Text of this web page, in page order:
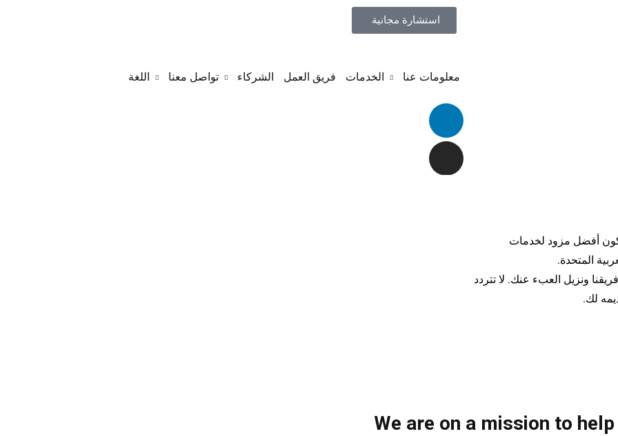
استشارة مجانية
معلومات عنا الخدمات فريق العمل الشركاء تواصل معنا اللغة
أفضل مزود لخدمات
المتحدة.
ونزيل العبء عنك. لا تتردد
لك.
We are on a mission to